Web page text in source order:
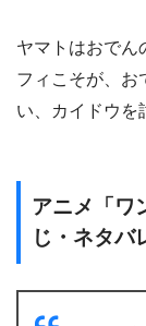
ヤマトはおでん
フィこそが、お
い、カイドウを
アニメ「ワ
じ・ネタバ